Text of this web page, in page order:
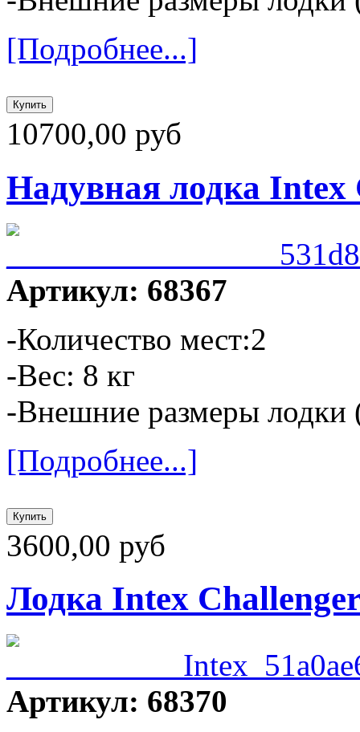
[Подробнее...]
10700,00 руб
Надувная лодка Intex
Артикул: 68367
-Количество мест:2
-Вес: 8 кг
-Внешние размеры
[Подробнее...]
3600,00 руб
Лодка Intex
Артикул: 68370